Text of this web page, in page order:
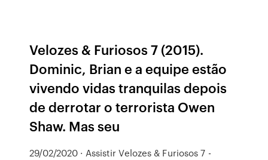
Velozes & Furiosos 7 (2015).
Dominic, Brian e a equipe estão
vivendo vidas tranquilas depois
de derrotar o terrorista Owen
Shaw. Mas seu
29/02/2020 · Assistir Velozes & Furiosos 7 -